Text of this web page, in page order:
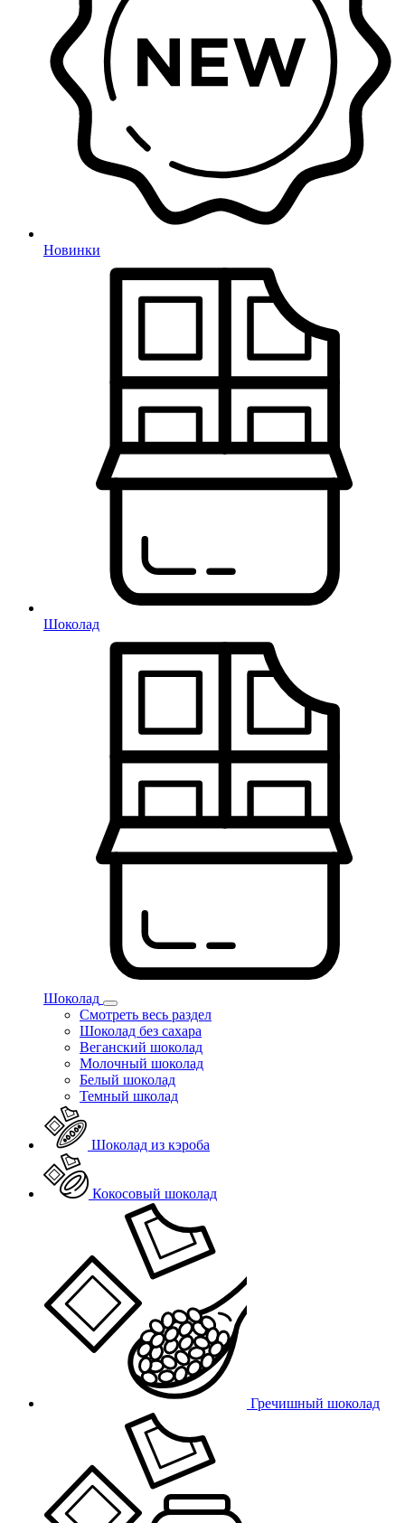
Новинки
Шоколад
Шоколад
Смотреть весь раздел
Шоколад без сахара
Веганский шоколад
Молочный шоколад
Белый шоколад
Темный школад
Шоколад из кэроба
Кокосовый шоколад
Гречишный шоколад